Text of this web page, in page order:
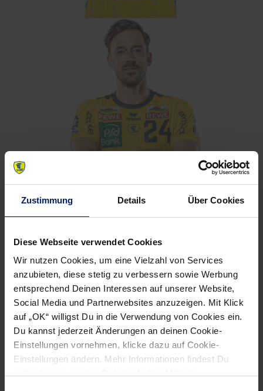
Zustimmung Details Über Cookies
Diese Webseite verwendet Cookies
Wir nutzen Cookies, um eine Vielzahl von Services
anzubieten, diese stetig zu verbessern sowie Werbung
entsprechend Deinen Interessen auf unserer Website,
Social Media und Partnerwebsites anzuzeigen. Mit Klick
auf „OK“ willigst Du in die Verwendung von Cookies ein.
Du kannst jederzeit Änderungen an deinen Cookie-
Einstellungen vornehmen, klicke dazu auf Cookie-
Einstellungen ändern. Mehr Informationen findest Du